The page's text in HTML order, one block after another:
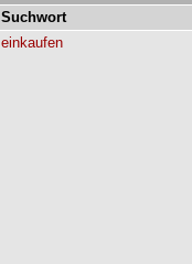
Suchwort
einkaufen